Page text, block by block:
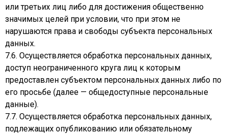
или третьих лиц либо для достижения общественно
значимых целей при условии, что при этом не
нарушаются права и свободы субъекта персональных
данных.
7.6. Осуществляется обработка персональных данных,
доступ неограниченного круга лиц к которым
предоставлен субъектом персональных данных либо по
его просьбе (далее — общедоступные персональные
данные).
7.7. Осуществляется обработка персональных данных,
подлежащих опубликованию или обязательному